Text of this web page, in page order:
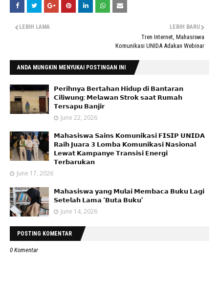
LEBIH BARU
Tren Internet, Mahasiswa
Komunikasi UNIDA Adakan Webinar
LEBIH LAMA
ANDA MUNGKIN MENYUKAI POSTINGAN INI
𝗣𝗲𝗿𝗶𝗵𝗻𝘆𝗮 𝗕𝗲𝗿𝘁𝗮𝗵𝗮𝗻 𝗛𝗶𝗱𝘂𝗽 𝗱𝗶 𝗕𝗮𝗻𝘁𝗮𝗿𝗮𝗻
𝗖𝗶𝗹𝗶𝘄𝘂𝗻𝗴: 𝗠𝗲𝗹𝗮𝘄𝗮𝗻 𝗦𝘁𝗿𝗼𝗸 𝘀𝗮𝗮𝘁 𝗥𝘂𝗺𝗮𝗵
𝗧𝗲𝗿𝘀𝗮𝗽𝘂 𝗕𝗮𝗻𝗷𝗶𝗿
June 22, 2026
𝗠𝗮𝗵𝗮𝘀𝗶𝘀𝘄𝗮 𝗦𝗮𝗶𝗻𝘀 𝗞𝗼𝗺𝘂𝗻𝗶𝗸𝗮𝘀𝗶 𝗙𝗜𝗦𝗜𝗣 𝗨𝗡𝗜𝗗𝗔
𝗥𝗮𝗶𝗵 𝗝𝘂𝗮𝗿𝗮 𝟯 𝗟𝗼𝗺𝗯𝗮 𝗞𝗼𝗺𝘂𝗻𝗶𝗸𝗮𝘀𝗶 𝗡𝗮𝘀𝗶𝗼𝗻𝗮𝗹
𝗟𝗲𝘄𝗮𝘁 𝗞𝗮𝗺𝗽𝗮𝗻𝘆𝗲 𝗧𝗿𝗮𝗻𝘀𝗶𝘀𝗶 𝗘𝗻𝗲𝗿𝗴𝗶
𝗧𝗲𝗿𝗯𝗮𝗿𝘂𝗸𝗮𝗻
June 17, 2026
𝗠𝗮𝗵𝗮𝘀𝗶𝘀𝘄𝗮 𝘆𝗮𝗻𝗴 𝗠𝘂𝗹𝗮𝗶 𝗠𝗲𝗺𝗯𝗮𝗰𝗮 𝗕𝘂𝗸𝘂 𝗟𝗮𝗴𝗶
𝗦𝗲𝘁𝗲𝗹𝗮𝗵 𝗟𝗮𝗺𝗮 ‘𝗕𝘂𝘁𝗮 𝗕𝘂𝗸𝘂’
June 14, 2026
POSTING KOMENTAR
0 Komentar